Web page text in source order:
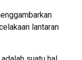
lantaran